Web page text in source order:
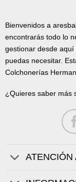
Bienvenidos a
encontrarás todo lo
gestionar desde
puedas necesitar.
Colchonerías
¿Quieres saber más
ATENCIÓN